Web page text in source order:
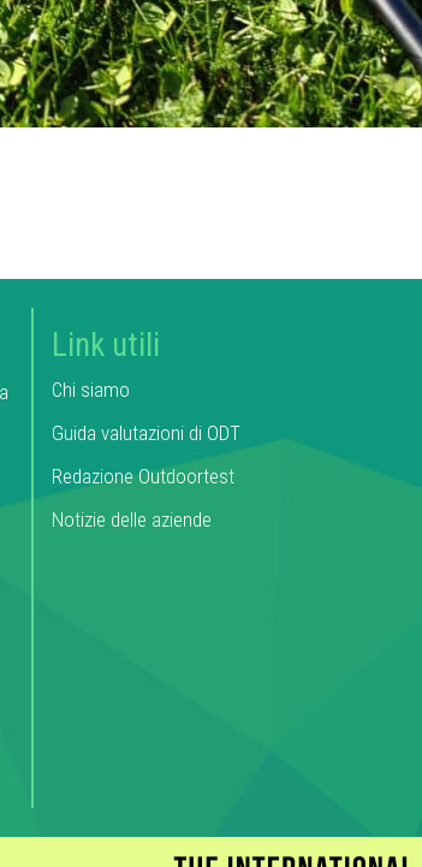
Link utili
Chi siamo
Guida valutazioni di ODT
Redazione Outdoortest
Notizie delle aziende